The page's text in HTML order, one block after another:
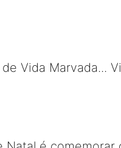
Vida Marvada...